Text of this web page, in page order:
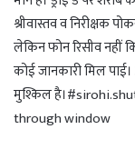
श्रीवास्तव व निरीक्षक
लेकिन फोन रिसीव नहीं
कोई जानकारी मिल
मुश्किल
through window